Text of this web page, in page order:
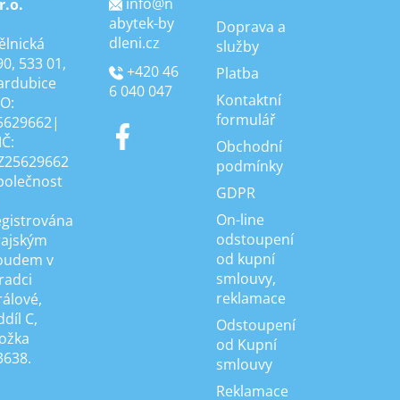
533 01,
v
C,
abytek-by
dleni.cz
+420 46
6 040 047
Doprava a
služby
Platba
Kontaktní
formulář
Obchodní
podmínky
GDPR
On-line
odstoupení
od kupní
smlouvy,
reklamace
Odstoupení
od Kupní
smlouvy
Reklamace